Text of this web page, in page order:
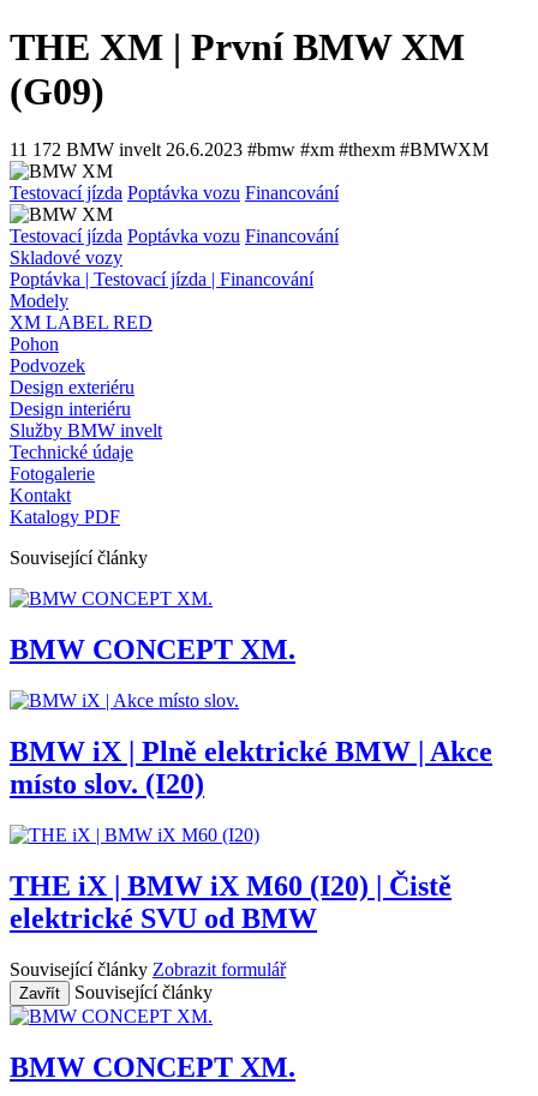
THE XM | První BMW XM
(G09)
11 172 BMW invelt 26.6.2023 #bmw #xm #thexm #BMWXM
Testovací jízda Poptávka vozu Financování
Testovací jízda Poptávka vozu Financování
Skladové vozy
Poptávka | Testovací jízda | Financování
Modely
XM LABEL RED
Pohon
Podvozek
Design exteriéru
Design interiéru
Služby BMW invelt
Technické údaje
Fotogalerie
Kontakt
Katalogy PDF
Související články
BMW CONCEPT XM.
BMW iX | Plně elektrické BMW | Akce
místo slov. (I20)
THE iX | BMW iX M60 (I20) | Čistě
elektrické SVU od BMW
Související články Zobrazit formulář
Zavřít Související články
BMW CONCEPT XM.